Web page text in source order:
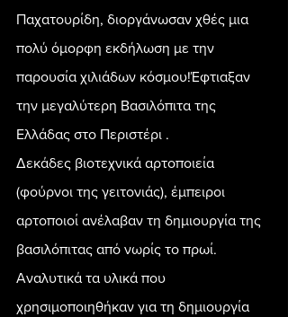
Παχατουρίδη, διοργάνωσαν χθές μια
πολύ όμορφη εκδήλωση με την
παρουσία χιλιάδων κόσμου!Έφτιαξαν
την μεγαλύτερη Βασιλόπιτα της
Ελλάδας στο Περιστέρι .
Δεκάδες βιοτεχνικά αρτοποιεία
(φούρνοι της γειτονιάς), έμπειροι
αρτοποιοί ανέλαβαν τη δημιουργία της
βασιλόπιτας από νωρίς το πρωί.
Αναλυτικά τα υλικά που
χρησιμοποιηθήκαν για τη δημιουργία